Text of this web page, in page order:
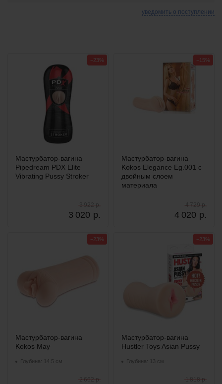
уведомить о поступлении
Мастурбатор-вагина
Pipedream PDX Elite
Vibrating Pussy Stroker
3 020 р.
3 922 р.
−23%
Мастурбатор-вагина
Kokos Elegance Eg.001 с
двойным слоем
материала
4 020 р.
4 729 р.
−15%
Мастурбатор-вагина
Kokos May
Глубина: 14.5 см
2 662 р.
−23%
Мастурбатор-вагина
Hustler Toys Asian Pussy
Глубина: 13 см
1 818 р.
−23%